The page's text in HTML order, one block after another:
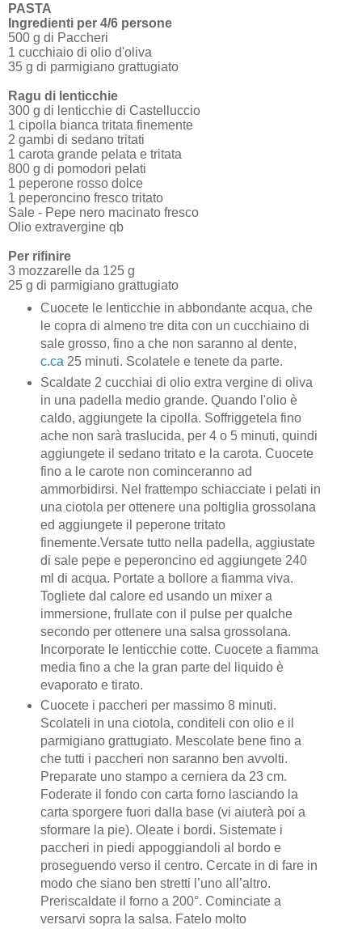
PASTA
Ingredienti per 4/6 persone
500 g di Paccheri
1 cucchiaio di olio d'oliva
35 g di parmigiano grattugiato
Ragu di lenticchie
300 g di lenticchie di Castelluccio
1 cipolla bianca tritata finemente
2 gambi di sedano tritati
1 carota grande pelata e tritata
800 g di pomodori pelati
1 peperone rosso dolce
1 peperoncino fresco tritato
Sale - Pepe nero macinato fresco
Olio extravergine qb
Per rifinire
3 mozzarelle da 125 g
25 g di parmigiano grattugiato
Cuocete le lenticchie in abbondante acqua, che
le copra di almeno tre dita con un cucchiaino di
sale grosso, fino a che non saranno al dente,
c.ca 25 minuti. Scolatele e tenete da parte.
Scaldate 2 cucchiai di olio extra vergine di oliva
in una padella medio grande. Quando l'olio è
caldo, aggiungete la cipolla. Soffriggetela fino
ache non sarà traslucida, per 4 o 5 minuti, quindi
aggiungete il sedano tritato e la carota. Cuocete
fino a le carote non cominceranno ad
ammorbidirsi. Nel frattempo schiacciate i pelati in
una ciotola per ottenere una poltiglia grossolana
ed aggiungete il peperone tritato
finemente.Versate tutto nella padella, aggiustate
di sale pepe e peperoncino ed aggiungete 240
ml di acqua. Portate a bollore a fiamma viva.
Togliete dal calore ed usando un mixer a
immersione, frullate con il pulse per qualche
secondo per ottenere una salsa grossolana.
Incorporate le lenticchie cotte. Cuocete a fiamma
media fino a che la gran parte del liquido è
evaporato e tirato.
Cuocete i paccheri per massimo 8 minuti.
Scolateli in una ciotola, conditeli con olio e il
parmigiano grattugiato. Mescolate bene fino a
che tutti i paccheri non saranno ben avvolti.
Preparate uno stampo a cerniera da 23 cm.
Foderate il fondo con carta forno lasciando la
carta sporgere fuori dalla base (vi aiuterà poi a
sformare la pie). Oleate i bordi. Sistemate i
paccheri in piedi appoggiandoli al bordo e
proseguendo verso il centro. Cercate in di fare in
modo che siano ben stretti l’uno all’altro.
Preriscaldate il forno a 200°. Cominciate a
versarvi sopra la salsa. Fatelo molto